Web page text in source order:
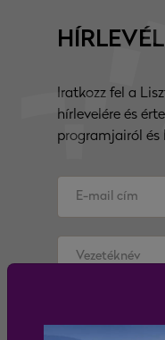
HÍRLEVÉL
Iratkozz fel a
hírlevelére és
programjairól és